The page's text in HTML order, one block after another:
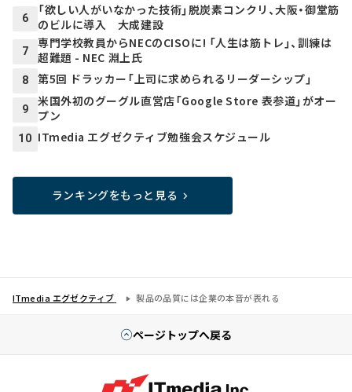
6
「欲しい人がいなかった技術」脱炭素コンクリ、大阪・御堂筋
のビルに導入 大成建設
7
専門学校教員からNECのCISOに! 「人生は筋トレ」、訓練は
超難題 - NEC 淵上氏
8 第5回 ドラッカー「上司に求められるリーダーシップ」
9
米国外初のグーグル直営店「Google Store 表参道」がオー
プン
10 ITmedia エグゼクティブ勉強会スケジュール
ランキングをもっと見る
ITmedia エグゼクティブ 製品の品質には企業の本音が表れる
ページトップへ戻る